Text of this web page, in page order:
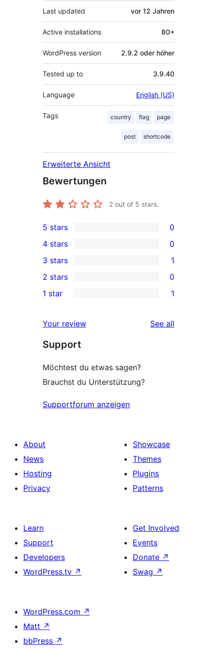
Last updated vor 12 Jahren
Active installations 80+
WordPress version 2.9.2 oder höher
Tested up to 3.9.40
Language English (US)
Tags country flag page
post shortcode
Erweiterte Ansicht
Bewertungen
2 out of 5 stars.
0
5-
star
reviews
5 stars 0
4-
star
reviews
4 stars 0
1
3-
star
3 stars 1
2-
reviews
2 stars 0
star
review
1 star 1
Your review See all
Support
Möchtest du etwas sagen?
Brauchst du Unterstützung?
Supportforum anzeigen
About
News
Hosting
Privacy
Showcase
Themes
Plugins
Patterns
Learn
Support
Developers
WordPress.tv ↗
Get Involved
Events
Donate ↗
Swag ↗
WordPress.com ↗
Matt ↗
bbPress ↗